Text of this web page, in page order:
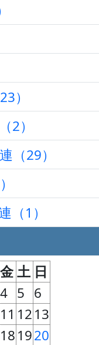
）
2）
（29）
（1）
金 土 日
4 5 6
11 1213
181920